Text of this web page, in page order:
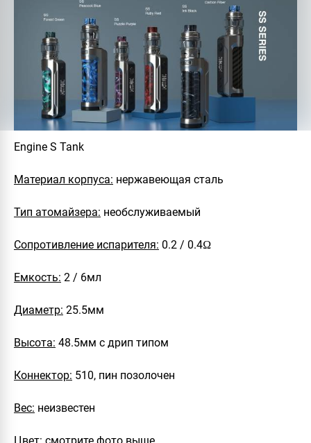
Engine S Tank
Материал корпуса: нержавеющая сталь
Тип атомайзера: необслуживаемый
Сопротивление испарителя: 0.2 / 0.4Ω
Емкость: 2 / 6мл
Диаметр: 25.5мм
Высота: 48.5мм с дрип типом
Коннектор: 510, пин позолочен
Вес: неизвестен